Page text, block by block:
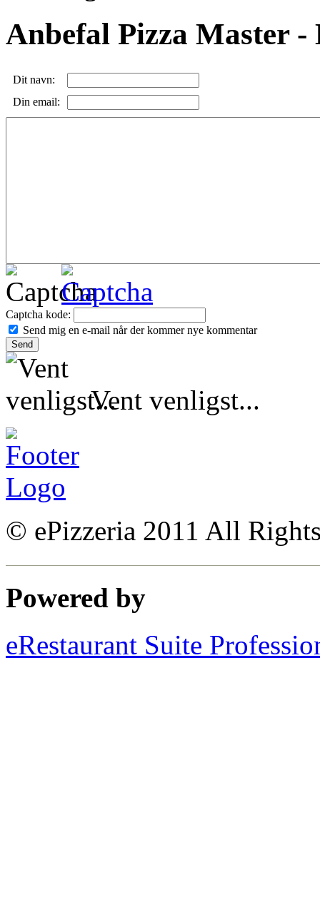
Anbefal Pizza Master
Dit navn:
Din email:
Captcha kode:
Send mig en e-mail når der kommer nye kommentar
Vent venligst...
© ePizzeria 2011 All
Powered by
eRestaurant Suite